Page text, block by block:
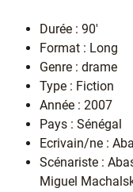
Durée : 90'
Format : Long
Genre : drame
Type : Fiction
Année : 2007
Pays : Sénégal
Ecrivain/ne :
Scénariste :
Miguel